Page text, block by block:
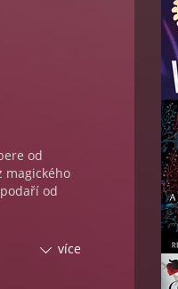
od
magického
od
říši mimo
více